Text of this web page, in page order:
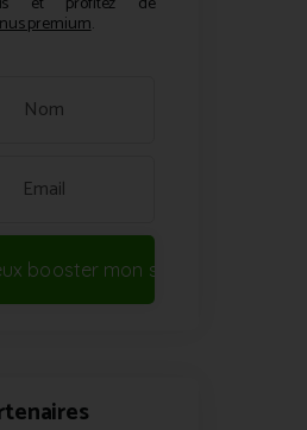
premium.
booster mon site !